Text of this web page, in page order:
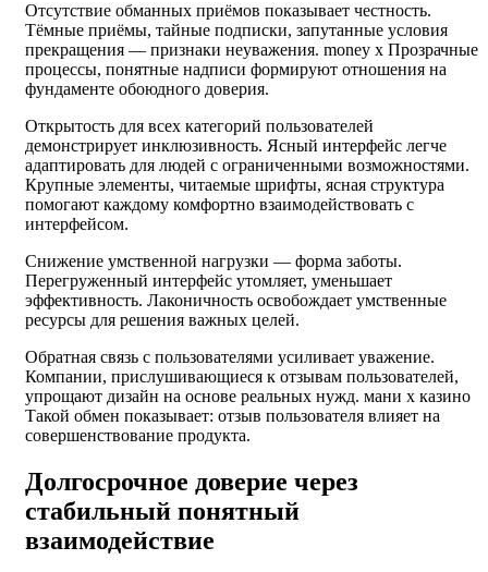
Отсутствие обманных приёмов показывает честность.
Тёмные приёмы, тайные подписки, запутанные условия
прекращения — признаки неуважения. money x Прозрачные
процессы, понятные надписи формируют отношения на
фундаменте обоюдного доверия.
Открытость для всех категорий пользователей
демонстрирует инклюзивность. Ясный интерфейс легче
адаптировать для людей с ограниченными возможностями.
Крупные элементы, читаемые шрифты, ясная структура
помогают каждому комфортно взаимодействовать с
интерфейсом.
Снижение умственной нагрузки — форма заботы.
Перегруженный интерфейс утомляет, уменьшает
эффективность. Лаконичность освобождает умственные
ресурсы для решения важных целей.
Обратная связь с пользователями усиливает уважение.
Компании, прислушивающиеся к отзывам пользователей,
упрощают дизайн на основе реальных нужд. мани х казино
Такой обмен показывает: отзыв пользователя влияет на
совершенствование продукта.
Долгосрочное доверие через
стабильный понятный
взаимодействие